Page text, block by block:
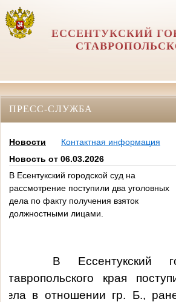
ЕССЕНТУКСКИЙ
ПРЕСС-СЛУЖБА
Новости
Контактная информация
Новость от 06.03.2026
В Есентукский городской суд на
рассмотрение поступили два уголовных
дела по факту получения взяток
должностными лицами.
В Ессентукский
Ставропольского края
дела в отношении гр. Б.,